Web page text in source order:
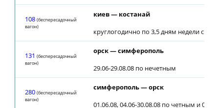
108 (беспересадочный
вагон)
киев — костанай
круглогодично по 3,5 дням недели с
131 (беспересадочный
вагон)
орск — симферополь
29.06-29.08.08 по нечетным
280 (беспересадочный
вагон)
симферополь — орск
01.06.08, 04.06-30.08.08 по четным и